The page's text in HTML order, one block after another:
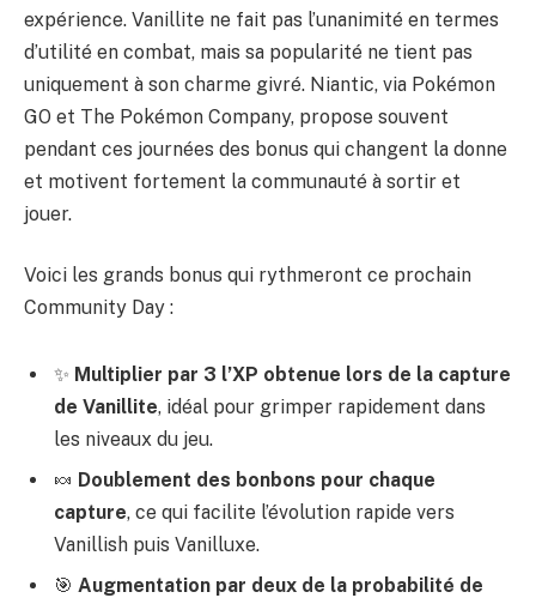
expérience. Vanillite ne fait pas l’unanimité en termes
d’utilité en combat, mais sa popularité ne tient pas
uniquement à son charme givré. Niantic, via Pokémon
GO et The Pokémon Company, propose souvent
pendant ces journées des bonus qui changent la donne
et motivent fortement la communauté à sortir et
jouer.
Voici les grands bonus qui rythmeront ce prochain
Community Day :
✨ Multiplier par 3 l’XP obtenue lors de la capture
de Vanillite, idéal pour grimper rapidement dans
les niveaux du jeu.
🍬 Doublement des bonbons pour chaque
capture, ce qui facilite l’évolution rapide vers
Vanillish puis Vanilluxe.
🎯 Augmentation par deux de la probabilité de